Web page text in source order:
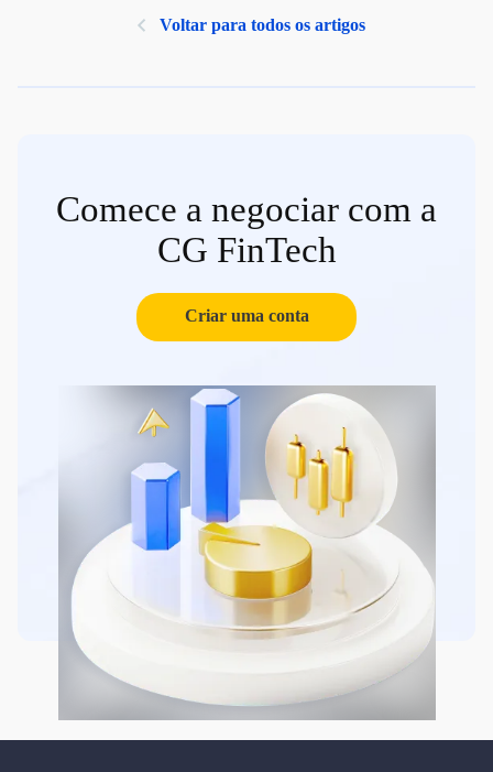
Voltar para todos os artigos
Comece a negociar com a
CG FinTech
Criar uma conta